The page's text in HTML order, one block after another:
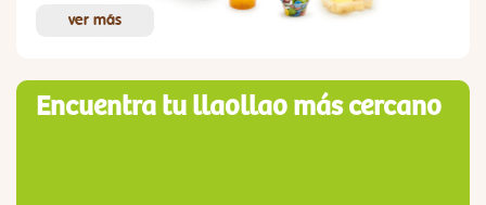
ver más
Encuentra tu llaollao más cercano